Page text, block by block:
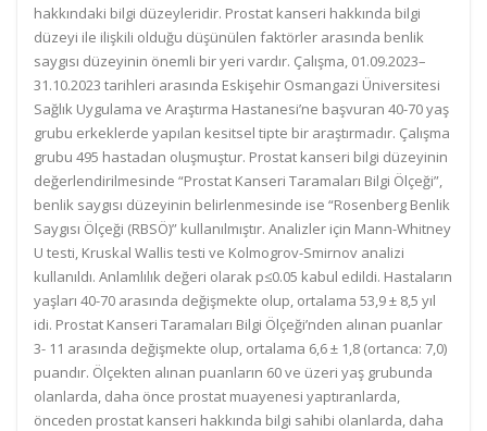
hakkındaki bilgi düzeyleridir. Prostat kanseri hakkında bilgi
düzeyi ile ilişkili olduğu düşünülen faktörler arasında benlik
saygısı düzeyinin önemli bir yeri vardır. Çalışma, 01.09.2023–
31.10.2023 tarihleri arasında Eskişehir Osmangazi Üniversitesi
Sağlık Uygulama ve Araştırma Hastanesi’ne başvuran 40-70 yaş
grubu erkeklerde yapılan kesitsel tipte bir araştırmadır. Çalışma
grubu 495 hastadan oluşmuştur. Prostat kanseri bilgi düzeyinin
değerlendirilmesinde “Prostat Kanseri Taramaları Bilgi Ölçeği”,
benlik saygısı düzeyinin belirlenmesinde ise “Rosenberg Benlik
Saygısı Ölçeği (RBSÖ)” kullanılmıştır. Analizler için Mann-Whitney
U testi, Kruskal Wallis testi ve Kolmogrov-Smirnov analizi
kullanıldı. Anlamlılık değeri olarak p≤0.05 kabul edildi. Hastaların
yaşları 40-70 arasında değişmekte olup, ortalama 53,9 ± 8,5 yıl
idi. Prostat Kanseri Taramaları Bilgi Ölçeği’nden alınan puanlar
3- 11 arasında değişmekte olup, ortalama 6,6 ± 1,8 (ortanca: 7,0)
puandır. Ölçekten alınan puanların 60 ve üzeri yaş grubunda
olanlarda, daha önce prostat muayenesi yaptıranlarda,
önceden prostat kanseri hakkında bilgi sahibi olanlarda, daha